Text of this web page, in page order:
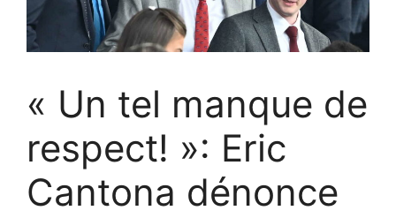
« Un tel manque de
respect! »: Eric
Cantona dénonce